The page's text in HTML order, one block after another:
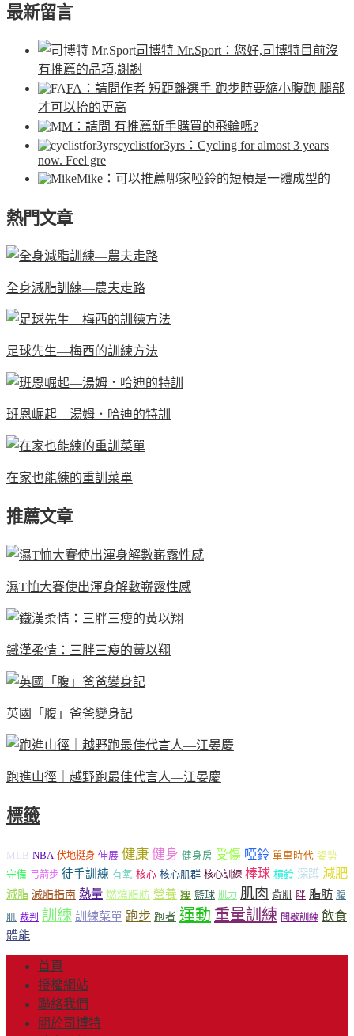
最新留言
司博特 Mr.Sport ：您好,司博特目前沒
有推薦的品項,謝謝
FA ：請問作者 短距離選手 跑步時要縮小腹跑 腿部
才可以抬的更高
M ：請問 有推薦新手購買的飛輪嗎?
cyclistfor3yrs ：Cycling for almost 3 years
now. Feel gre
Mike ：可以推薦哪家啞鈴的短槓是一體成型的
熱門文章
全身減脂訓練—農夫走路
足球先生—梅西的訓練方法
班恩崛起—湯姆．哈迪的特訓
在家也能練的重訓菜單
推薦文章
濕T恤大賽使出渾身解數嶄露性感
鐵漢柔情：三胖三瘦的黃以翔
英國「腹」爸爸變身記
跑進山徑｜越野跑最佳代言人—江晏慶
標籤
MLB NBA 伏地挺身 伸展 健康 健身 健身房 受傷 啞鈴 單車時代 姿勢
守備 弓箭步 徒手訓練 有氧 核心 核心肌群 核心訓練 棒球 槓鈴 深蹲 減肥
減脂 減脂指南 熱量 燃燒脂肪 營養 瘦 籃球 肌力 肌肉 背肌 胖 脂肪 腹
肌 裁判 訓練 訓練菜單 跑步 跑者 運動 重量訓練 間歇訓練 飲食
體能
首頁
授權網站
聯絡我們
關於司博特